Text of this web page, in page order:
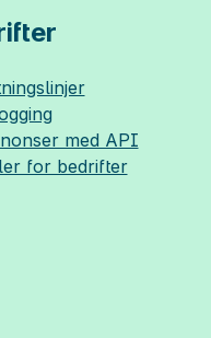
med API
for bedrifter